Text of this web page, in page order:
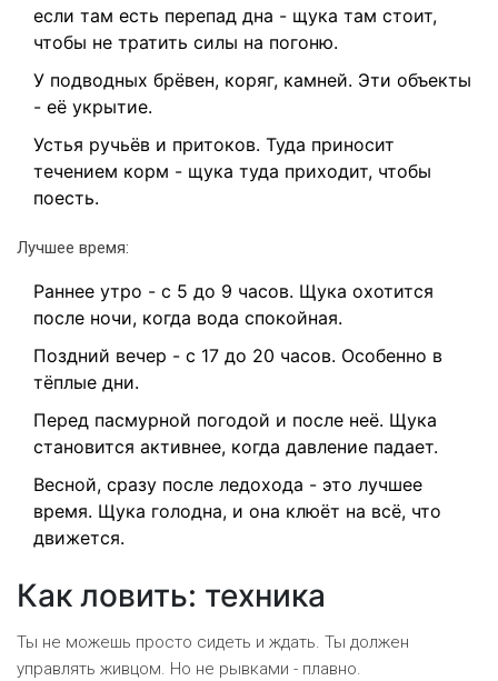
если там есть перепад дна - щука там стоит,
чтобы не тратить силы на погоню.
У подводных брёвен, коряг, камней. Эти объекты
- её укрытие.
Устья ручьёв и притоков. Туда приносит
течением корм - щука туда приходит, чтобы
поесть.
Лучшее время:
Раннее утро - с 5 до 9 часов. Щука охотится
после ночи, когда вода спокойная.
Поздний вечер - с 17 до 20 часов. Особенно в
тёплые дни.
Перед пасмурной погодой и после неё. Щука
становится активнее, когда давление падает.
Весной, сразу после ледохода - это лучшее
время. Щука голодна, и она клюёт на всё, что
движется.
Как ловить: техника
Ты не можешь просто сидеть и ждать. Ты должен
управлять живцом. Но не рывками - плавно.